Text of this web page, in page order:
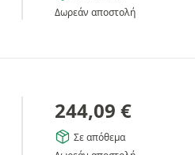
Δωρεάν αποστολή
244,09 €
Σε απόθεμα